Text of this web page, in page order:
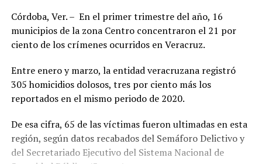
Córdoba, Ver. – En el primer trimestre del año, 16
municipios de la zona Centro concentraron el 21 por
ciento de los crímenes ocurridos en Veracruz.
Entre enero y marzo, la entidad veracruzana registró
305 homicidios dolosos, tres por ciento más los
reportados en el mismo periodo de 2020.
De esa cifra, 65 de las víctimas fueron ultimadas en esta
región, según datos recabados del Semáforo Delictivo y
del Secretariado Ejecutivo del Sistema Nacional de